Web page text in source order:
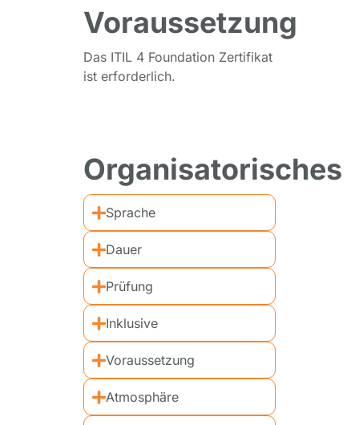
Voraussetzung
Das ITIL 4 Foundation Zertifikat
ist erforderlich.
Organisatorisches
Sprache
Dauer
Prüfung
Inklusive
Voraussetzung
Atmosphäre